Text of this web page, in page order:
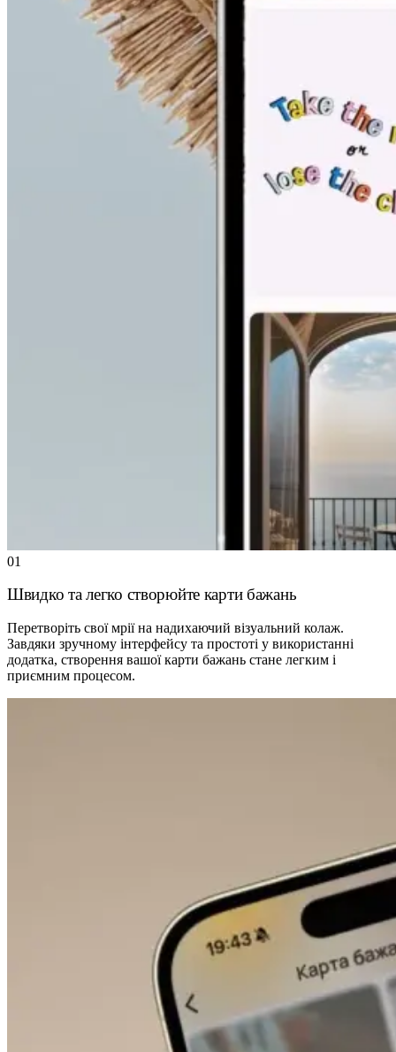
01
Швидко та легко створюйте карти бажань
Перетворіть свої мрії на надихаючий візуальний колаж.
Завдяки зручному інтерфейсу та простоті у використанні
додатка, створення вашої карти бажань стане легким і
приємним процесом.